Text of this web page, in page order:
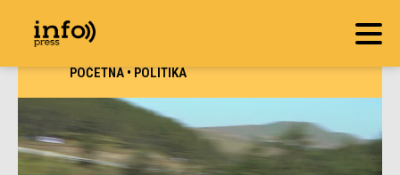
POČETNA•POLITIKA